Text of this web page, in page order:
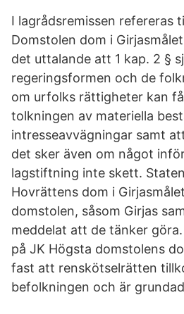
I lagrådsremissen refereras
Domstolen dom i
det uttalande att 1 kap. 2 §
regeringsformen och de
om urfolks rättigheter kan
tolkningen av materiella
intresseavvägningar samt
det sker även om något
lagstiftning inte skett.
Hovrättens dom i
domstolen, såsom Girjas
meddelat att de tänker
på JK Högsta domstolens
fast att renskötselrätten
befolkningen och är